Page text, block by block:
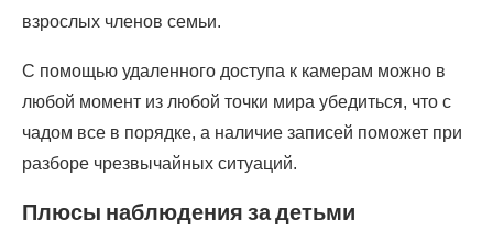
взрослых членов семьи.
С помощью удаленного доступа к камерам можно в
любой момент из любой точки мира убедиться, что с
чадом все в порядке, а наличие записей поможет при
разборе чрезвычайных ситуаций.
Плюсы наблюдения за детьми